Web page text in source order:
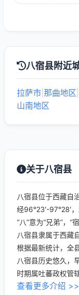
八宿县附近
拉萨市 那曲地区
山南地区
关于八宿县
八宿县位于西藏自
经96°23′-97°28′
“八”意为“兄弟”，“
八宿县隶属于西藏
根据最新统计，全
八宿县历史悠久，
时期属吐蕃政权管
查看更多介绍 >>